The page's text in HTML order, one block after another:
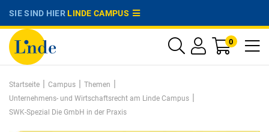
SIE SIND HIERLINDE CAMPUS
0
Startseite | Campus | Themen |
Unternehmens- und Wirtschaftsrecht am Linde Campus |
SWK-Spezial Die GmbH in der Praxis